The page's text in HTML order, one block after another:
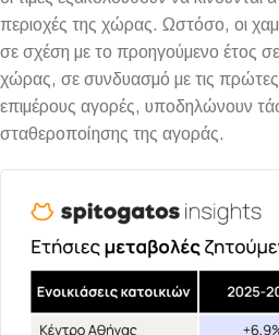
περιοχές της χώρας. Ωστόσο, οι
σε σχέση με το προηγούμενο έτος σε
χώρας, σε συνδυασμό με τις πρώτες
επιμέρους αγορές, υποδηλώνουν
σταθεροποίησης της αγοράς.